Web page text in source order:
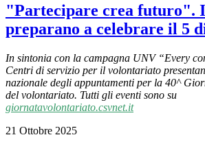
"Partecipare crea futuro". I
preparano a celebrare il 5
In sintonia con la campagna UNV “Every
Centri di servizio per il volontariato
nazionale degli appuntamenti per la 40^
del volontariato. Tutti gli eventi sono su
giornatavolontariato.csvnet.it
21 Ottobre 2025